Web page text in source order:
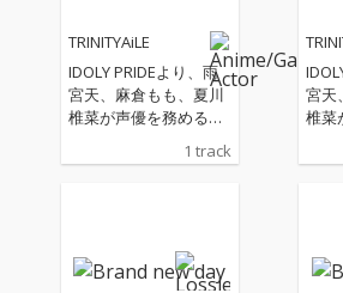
TRINITYAiLE
IDOLY PRIDEより、雨
宮天、麻倉もも、夏川
椎菜が声優を務めるユ
ニット「TRINITYAiLE」
による新曲「Gratitud
1 track
宮天
椎菜
ニ
によ